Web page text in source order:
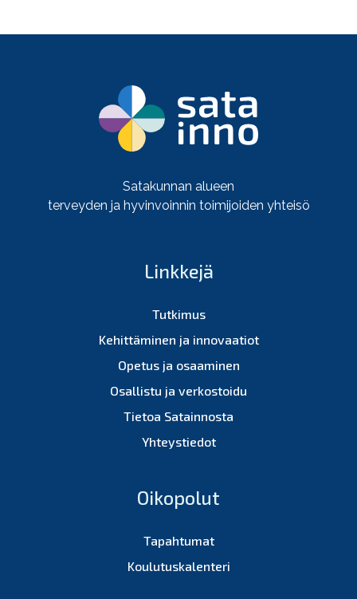
Satakunnan alueen
terveyden ja hyvinvoinnin toimijoiden yhteisö
Linkkejä
Tutkimus
Kehittäminen ja innovaatiot
Opetus ja osaaminen
Osallistu ja verkostoidu
Tietoa Satainnosta
Yhteystiedot
Oikopolut
Tapahtumat
Koulutuskalenteri